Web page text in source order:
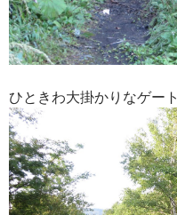
ひときわ大掛かりなゲート